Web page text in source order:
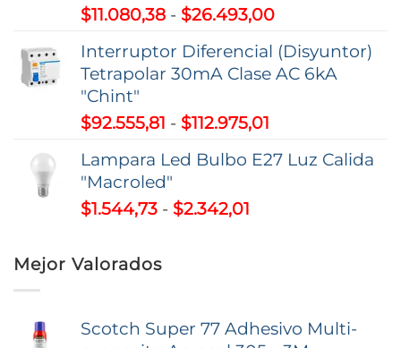
$195.263,51
$11.080,38 - $26.493,00Rango
precios:
desde
$26.493,00
Interruptor Diferencial (Disyuntor)
Tetrapolar 30mA Clase AC 6kA
"Chint"
$92.555,81 - $112.975,01
precios:
Lampara Led Bulbo E27 Luz Calida
"Macroled"
$1.544,73 - $2.342,01
hasta
$2.342,01
Mejor Valorados
Scotch Super 77 Adhesivo Multi-